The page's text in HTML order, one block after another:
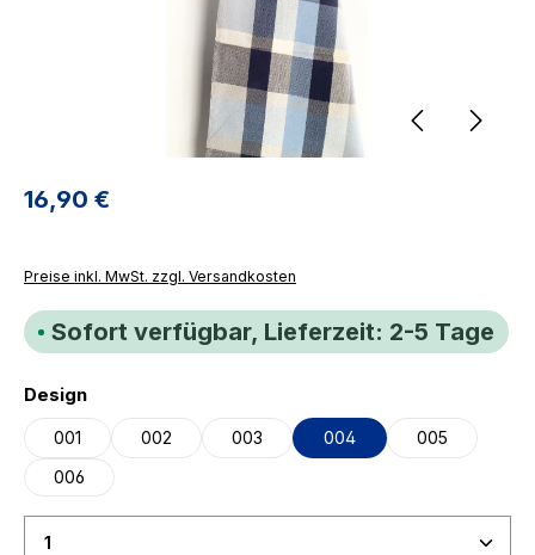
Regulärer Preis:
16,90 €
Preise inkl. MwSt. zzgl. Versandkosten
Sofort verfügbar, Lieferzeit: 2-5 Tage
Designauswählen
001 002 003 004
005
006
Produkt Anzahl: Gib den gewünschten Wert ein